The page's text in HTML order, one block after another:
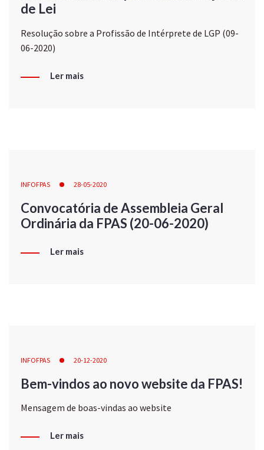
de Lei
Resolução sobre a Profissão de Intérprete de LGP (09-
06-2020)
Ler mais
INFOFPAS 28-05-2020
Convocatória de Assembleia Geral
Ordinária da FPAS (20-06-2020)
Ler mais
INFOFPAS 20-12-2020
Bem-vindos ao novo website da FPAS!
Mensagem de boas-vindas ao website
Ler mais